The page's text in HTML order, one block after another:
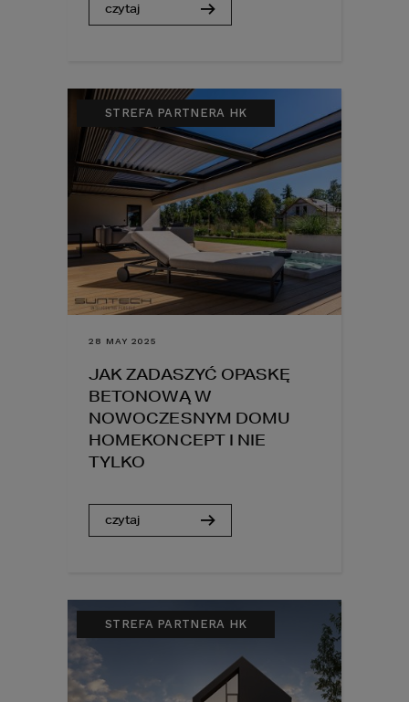
czytaj
STREFA PARTNERA HK
28 MAY 2025
JAK ZADASZYĆ OPASKĘ
BETONOWĄ W
NOWOCZESNYM DOMU
HOMEKONCEPT I NIE
TYLKO
czytaj
STREFA PARTNERA HK